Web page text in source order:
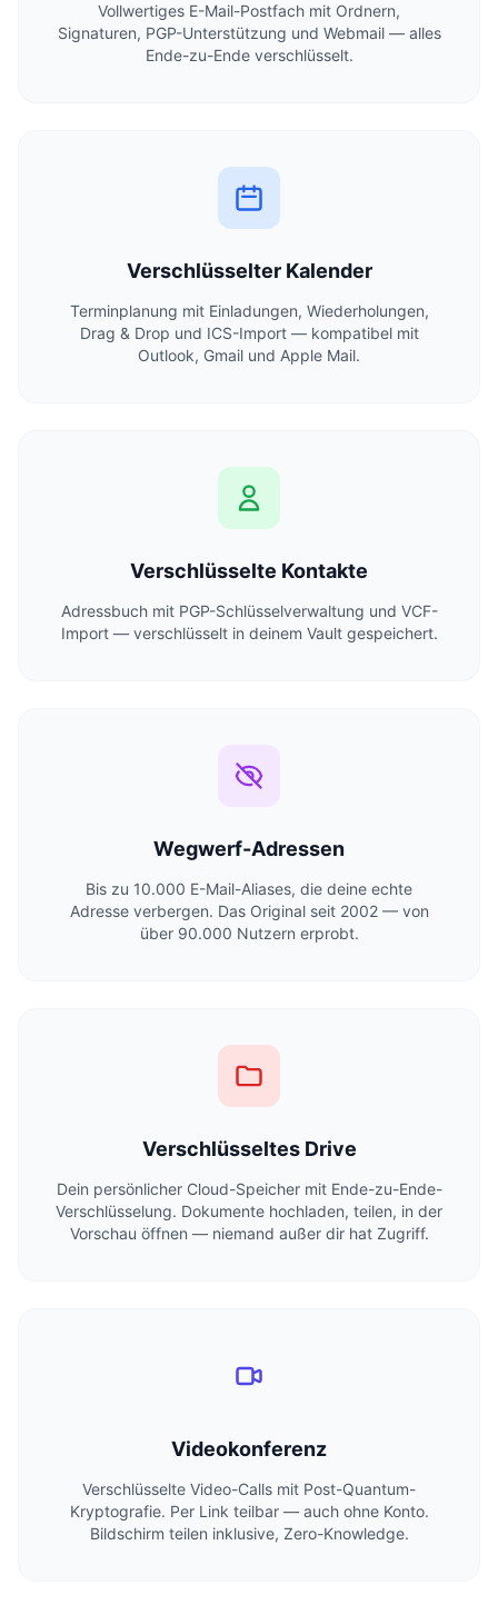
Vollwertiges E-Mail-Postfach mit Ordnern,
Signaturen, PGP-Unterstützung und Webmail — alles
Ende-zu-Ende verschlüsselt.
Verschlüsselter Kalender
Terminplanung mit Einladungen, Wiederholungen,
Drag & Drop und ICS-Import — kompatibel mit
Outlook, Gmail und Apple Mail.
Verschlüsselte Kontakte
Adressbuch mit PGP-Schlüsselverwaltung und VCF-
Import — verschlüsselt in deinem Vault gespeichert.
Wegwerf-Adressen
Bis zu 10.000 E-Mail-Aliases, die deine echte
Adresse verbergen. Das Original seit 2002 — von
über 90.000 Nutzern erprobt.
Verschlüsseltes Drive
Dein persönlicher Cloud-Speicher mit Ende-zu-Ende-
Verschlüsselung. Dokumente hochladen, teilen, in der
Vorschau öffnen — niemand außer dir hat Zugriff.
Videokonferenz
Verschlüsselte Video-Calls mit Post-Quantum-
Kryptografie. Per Link teilbar — auch ohne Konto.
Bildschirm teilen inklusive, Zero-Knowledge.